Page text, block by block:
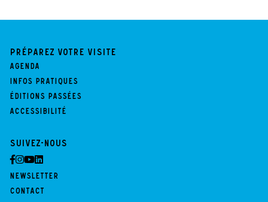
Préparez votre visite
Agenda
Infos pratiques
Éditions passées
Accessibilité
Suivez-nous
Newsletter
Contact